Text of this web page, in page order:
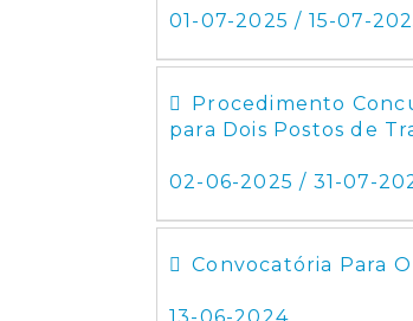
01-07-2025 / 15-07-
Procedimento
para Dois Postos de
02-06-2025 / 31-07-
Convocatória Para